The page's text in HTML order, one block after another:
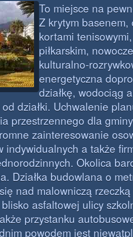
To miejsce na
Z krytym basenem,
kortami
piłkarskim,
kulturalno-
energetyczna
działkę, wodociąg
działki. Uchwalenie
przestrzennego dla
zainteresowanie
indywidualnych a także
Okolica
Działka budowlana o
nad malowniczą
asfaltowej ulicy
przystanku
powodem jest